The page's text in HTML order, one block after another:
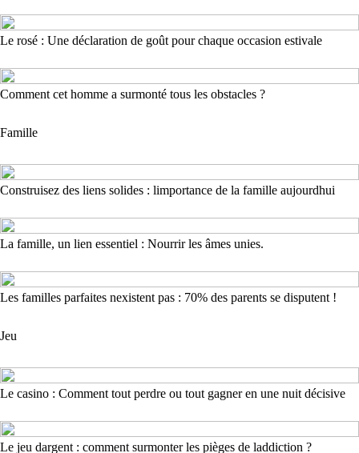
Le rosé : Une déclaration de goût pour chaque occasion estivale
Comment cet homme a surmonté tous les obstacles ?
Famille
Construisez des liens solides : limportance de la famille aujourdhui
La famille, un lien essentiel : Nourrir les âmes unies.
Les familles parfaites nexistent pas : 70% des parents se disputent !
Jeu
Le casino : Comment tout perdre ou tout gagner en une nuit décisive
Le jeu dargent : comment surmonter les pièges de laddiction ?